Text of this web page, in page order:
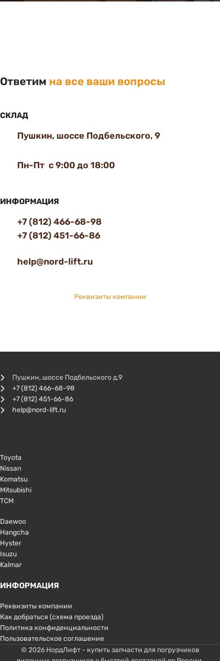
Ответим на все ваши вопросы
СКЛАД
Пушкин, шоссе Подбельского, 9
Пн-Пт с 9:00 до 18:00
ИНФОРМАЦИЯ
+7 (812) 466-68-98
+7 (812) 451-66-86
help@nord-lift.ru
Реквизиты компании
Пушкин, шоссе Подбельского д.9
+7 (812) 466-68-98
+7 (812) 451-66-86
help@nord-lift.ru
Toyota
Nissan
Komatsu
Mitsubishi
TCM
Daewoo
Hangcha
Hyster
Isuzu
Kalmar
ИНФОРМАЦИЯ
Реквизиты компании
Как добраться (схема проезда)
Политика конфиденциальности
Пользовательское соглашение
© 2026 НордЛифт - купить запчасти для погрузчиков